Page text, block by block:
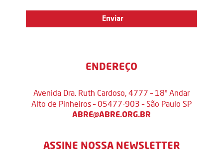
ENDEREÇO
Avenida Dra. Ruth Cardoso, 4777 – 18º Andar
Alto de Pinheiros – 05477-903 – São Paulo SP
ABRE@ABRE.ORG.BR
ASSINE NOSSA NEWSLETTER